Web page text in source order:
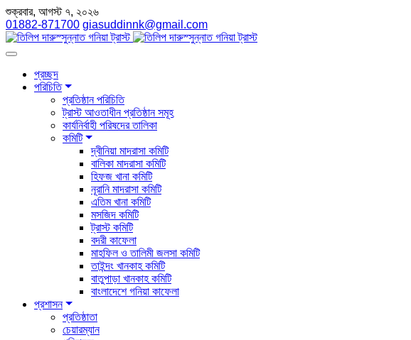
শুক্রবার, আগস্ট ৭, ২০২৬
01882-871700 giasuddinnk@gmail.com
প্রচ্ছদ
পরিচিতি
প্রতিষ্ঠান পরিচিতি
ট্রাস্ট আওতাধীন প্রতিষ্ঠান সমূহ
কার্যনির্বাহী পরিষদের তালিকা
কমিটি
দ্বীনিয়া মাদরাসা কমিটি
বালিকা মাদরাসা কমিটি
হিফজ খানা কমিটি
নূরানি মাদরাসা কমিটি
এতিম খানা কমিটি
মসজিদ কমিটি
ট্রাস্ট কমিটি
বদরী কাফেলা
মাহফিল ও তালিমী জলসা কমিটি
তাইন্দং খানকাহ কমিটি
বাতুপাড়া খানকাহ কমিটি
বাংলাদেশে গনিয়া কাফেলা
প্রশাসন
প্রতিষ্ঠাতা
চেয়ারম্যান